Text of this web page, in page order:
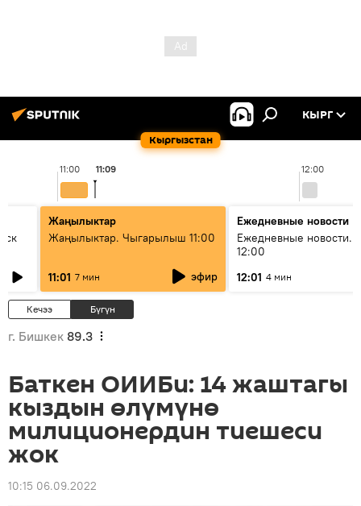
Кыргызстан
КЫРГ
11:00 12:00
11:09
Жаңылыктар
Жаңылыктар. Чыгарылыш 11:00
11:01 7 мин эфир
Ежедневные новости
Ежедневные новости.
12:00
12:01 4 мин
Кечээ Бүгүн
г. Бишкек 89.3
Баткен ОИИБи: 14 жаштагы
кыздын өлүмүнө
милиционердин тиешеси
жок
10:15 06.09.2022